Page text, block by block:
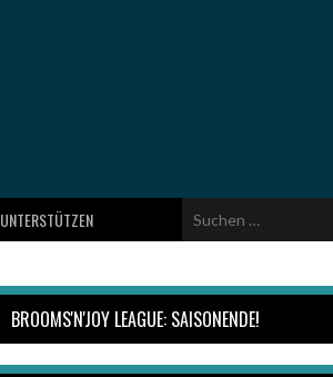
UNTERSTÜTZEN
BROOMS'N'JOY LEAGUE: SAISONENDE!